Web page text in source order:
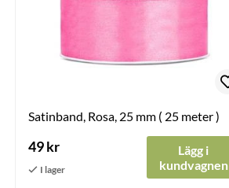
Satinband, Rosa, 25 mm ( 25 meter )
49 kr
Lägg i
kundvagnen